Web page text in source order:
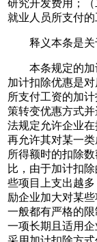
研究开发费用；
就业人员所支付的
释义本条是关于
本条规定的加
加计扣除优惠是
所支付工资的加
策转变优惠方式
法规定允许企业
再允许其对某一
所得额时的扣除
比，由于加计扣
些项目上支出越
励企业加大对某
一般都有严格的
一项长期且适用